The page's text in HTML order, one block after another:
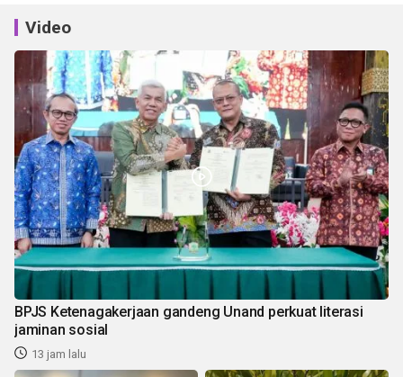
Video
BPJS Ketenagakerjaan gandeng Unand perkuat literasi
jaminan sosial
13 jam lalu